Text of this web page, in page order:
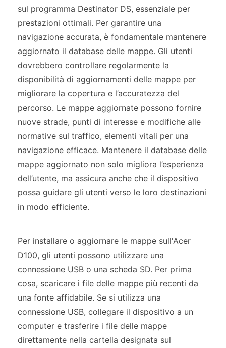
sul programma Destinator DS, essenziale per
prestazioni ottimali. Per garantire una
navigazione accurata, è fondamentale mantenere
aggiornato il database delle mappe. Gli utenti
dovrebbero controllare regolarmente la
disponibilità di aggiornamenti delle mappe per
migliorare la copertura e l’accuratezza del
percorso. Le mappe aggiornate possono fornire
nuove strade, punti di interesse e modifiche alle
normative sul traffico, elementi vitali per una
navigazione efficace. Mantenere il database delle
mappe aggiornato non solo migliora l’esperienza
dell’utente, ma assicura anche che il dispositivo
possa guidare gli utenti verso le loro destinazioni
in modo efficiente.
Per installare o aggiornare le mappe sull'Acer
D100, gli utenti possono utilizzare una
connessione USB o una scheda SD. Per prima
cosa, scaricare i file delle mappe più recenti da
una fonte affidabile. Se si utilizza una
connessione USB, collegare il dispositivo a un
computer e trasferire i file delle mappe
direttamente nella cartella designata sul